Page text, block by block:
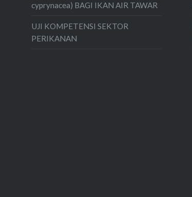
cyprynacea) BAGI IKAN AIR TAWAR
UJI KOMPETENSI SEKTOR
PERIKANAN